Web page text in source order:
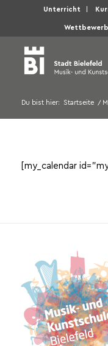
Unterricht
Du bist hier: Startseite /
[my_calendar